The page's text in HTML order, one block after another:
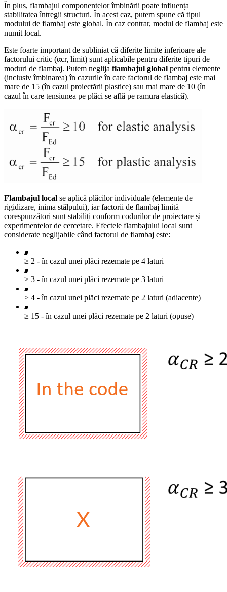
În plus, flambajul componentelor îmbinării poate influența
stabilitatea întregii structuri. În acest caz, putem spune că tipul
modului de flambaj este global. În caz contrar, modul de flambaj este
numit local.
Este foarte important de subliniat că diferite limite inferioare ale
factorului critic (αcr, limit) sunt aplicabile pentru diferite tipuri de
moduri de flambaj. Putem neglija flambajul global pentru elemente
(inclusiv îmbinarea) în cazurile în care factorul de flambaj este mai
mare de 15 (în cazul proiectării plastice) sau mai mare de 10 (în
cazul în care tensiunea pe plăci se află pe ramura elastică).
Flambajul local se aplică plăcilor individuale (elemente de
rigidizare, inima stâlpului), iar factorii de flambaj limită
corespunzători sunt stabiliți conform codurilor de proiectare și
experimentelor de cercetare. Efectele flambajului local sunt
considerate neglijabile când factorul de flambaj este:
≥ 2 - în cazul unei plăci rezemate pe 4 laturi
≥ 3 - în cazul unei plăci rezemate pe 3 laturi
≥ 4 - în cazul unei plăci rezemate pe 2 laturi (adiacente)
≥ 15 - în cazul unei plăci rezemate pe 2 laturi (opuse)